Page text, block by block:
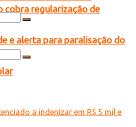
cobra regularização de
e alerta para paralisação do